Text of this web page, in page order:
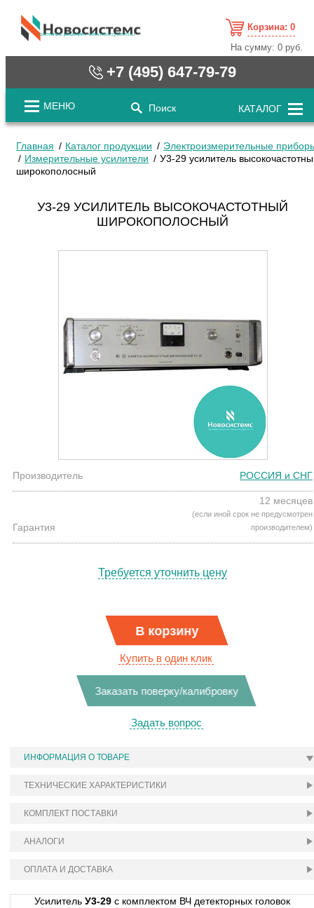
cистемные решения / www.novosystems.ru
Корзина: 0
На сумму:0 руб.
+7 (495) 647-79-79
МЕНЮ Поиск КАТАЛОГ
Главная Каталог продукции
Электроизмерительные
Измерительные усилители
У3-29 усилитель
широкополосный
У3-29 УСИЛИТЕЛЬ ВЫСОКОЧАСТОТНЫЙ
ШИРОКОПОЛОСНЫЙ
Производитель РОССИЯ и СНГ
Гарантия
12 месяцев
(если иной срок не предусмотрен
производителем)
Требуется уточнить цену
В корзину
Купить в один клик
Заказать поверку/калибровку
Задать вопрос
ИНФОРМАЦИЯ О ТОВАРЕ
ТЕХНИЧЕСКИЕ ХАРАКТЕРИСТИКИ
КОМПЛЕКТ ПОСТАВКИ
АНАЛОГИ
ОПЛАТА И ДОСТАВКА
Усилитель У3-29 с комплектом ВЧ детекторных головок